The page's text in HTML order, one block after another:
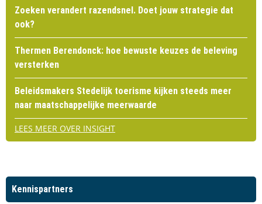
Zoeken verandert razendsnel. Doet jouw strategie dat
ook?
Thermen Berendonck: hoe bewuste keuzes de beleving
versterken
Beleidsmakers Stedelijk toerisme kijken steeds meer
naar maatschappelijke meerwaarde
LEES MEER OVER INSIGHT
Kennispartners